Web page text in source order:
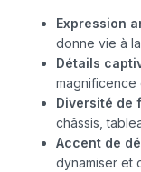
Expression
donne vie à
Détails
magnificence
Diversité de
châssis,
Accent de
dynamiser et